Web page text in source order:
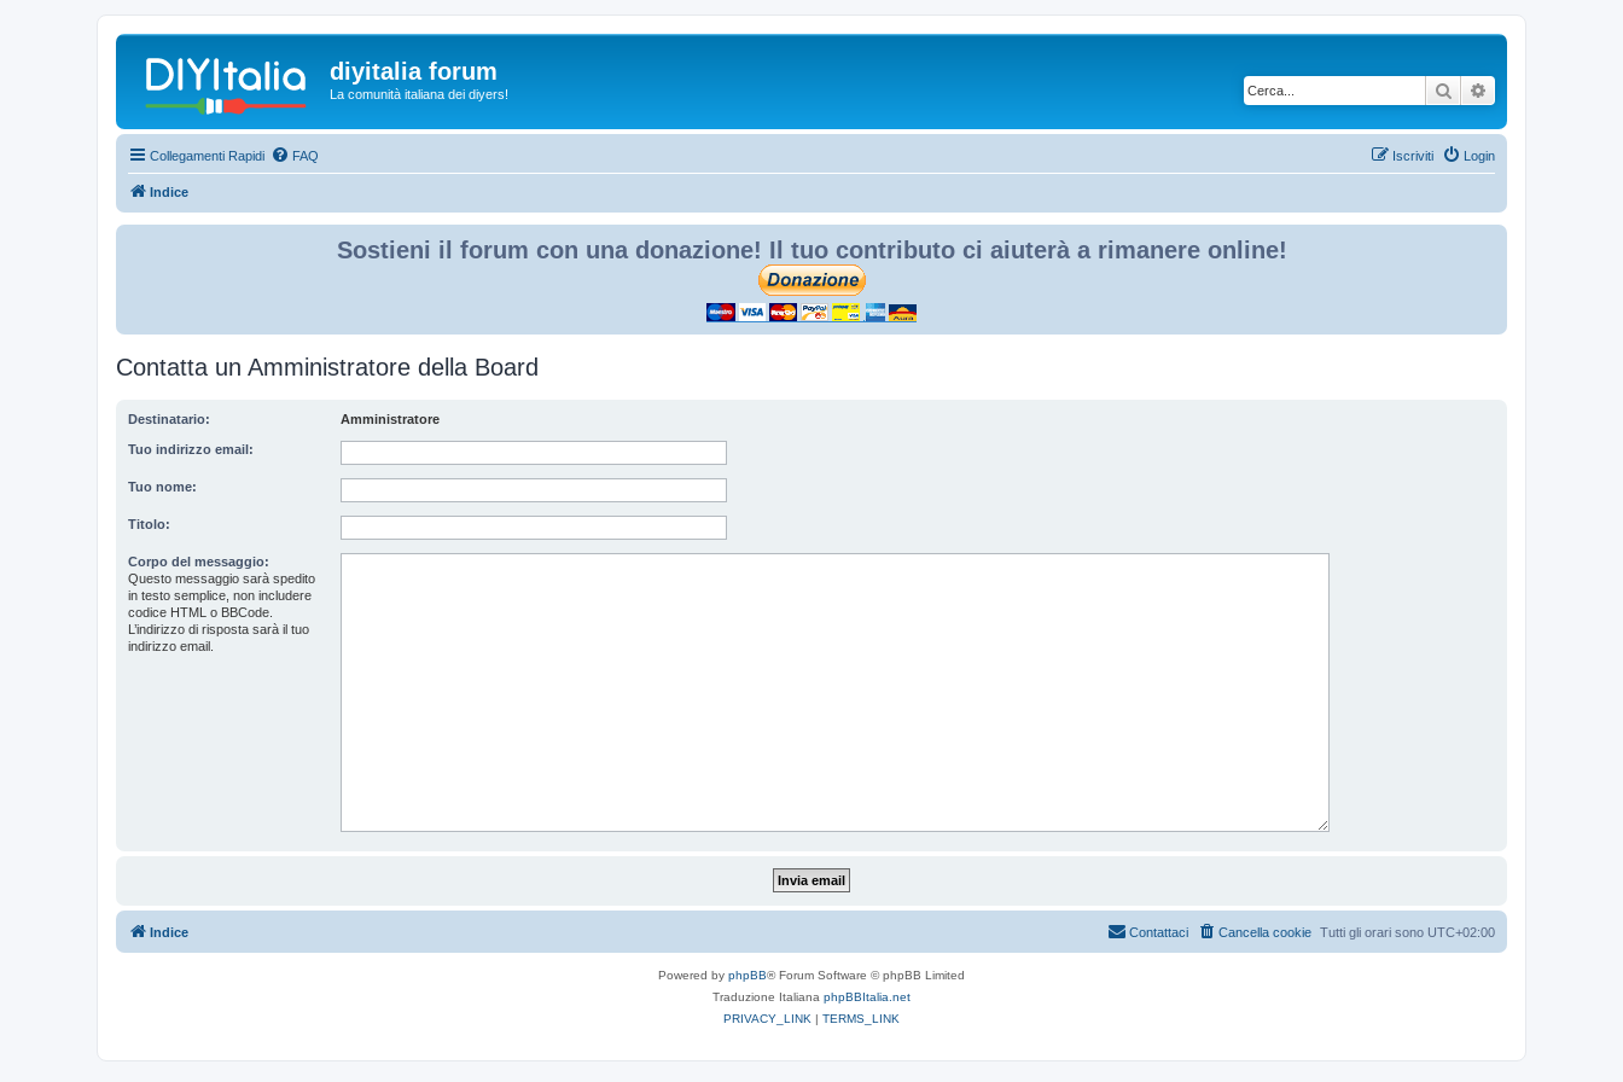
diyitalia forum
La comunità italiana dei diyers! Cerca
Collegamenti Rapidi FAQ Login
Iscriviti
Indice
Sostieni il forum con una donazione! Il tuo contributo ci aiuterà a rimanere online!
Contatta un Amministratore della Board
Destinatario: Amministratore
Tuo indirizzo email:
Tuo nome:
Titolo:
Corpo del messaggio:
Questo messaggio sarà spedito
in testo semplice, non includere
codice HTML o BBCode.
L’indirizzo di risposta sarà il tuo
indirizzo email.
Indice Tutti gli orari sono UTC+02:00
Cancella cookie
Contattaci
Powered by phpBB® Forum Software © phpBB Limited
Traduzione Italiana phpBBItalia.net
PRIVACY_LINK | TERMS_LINK